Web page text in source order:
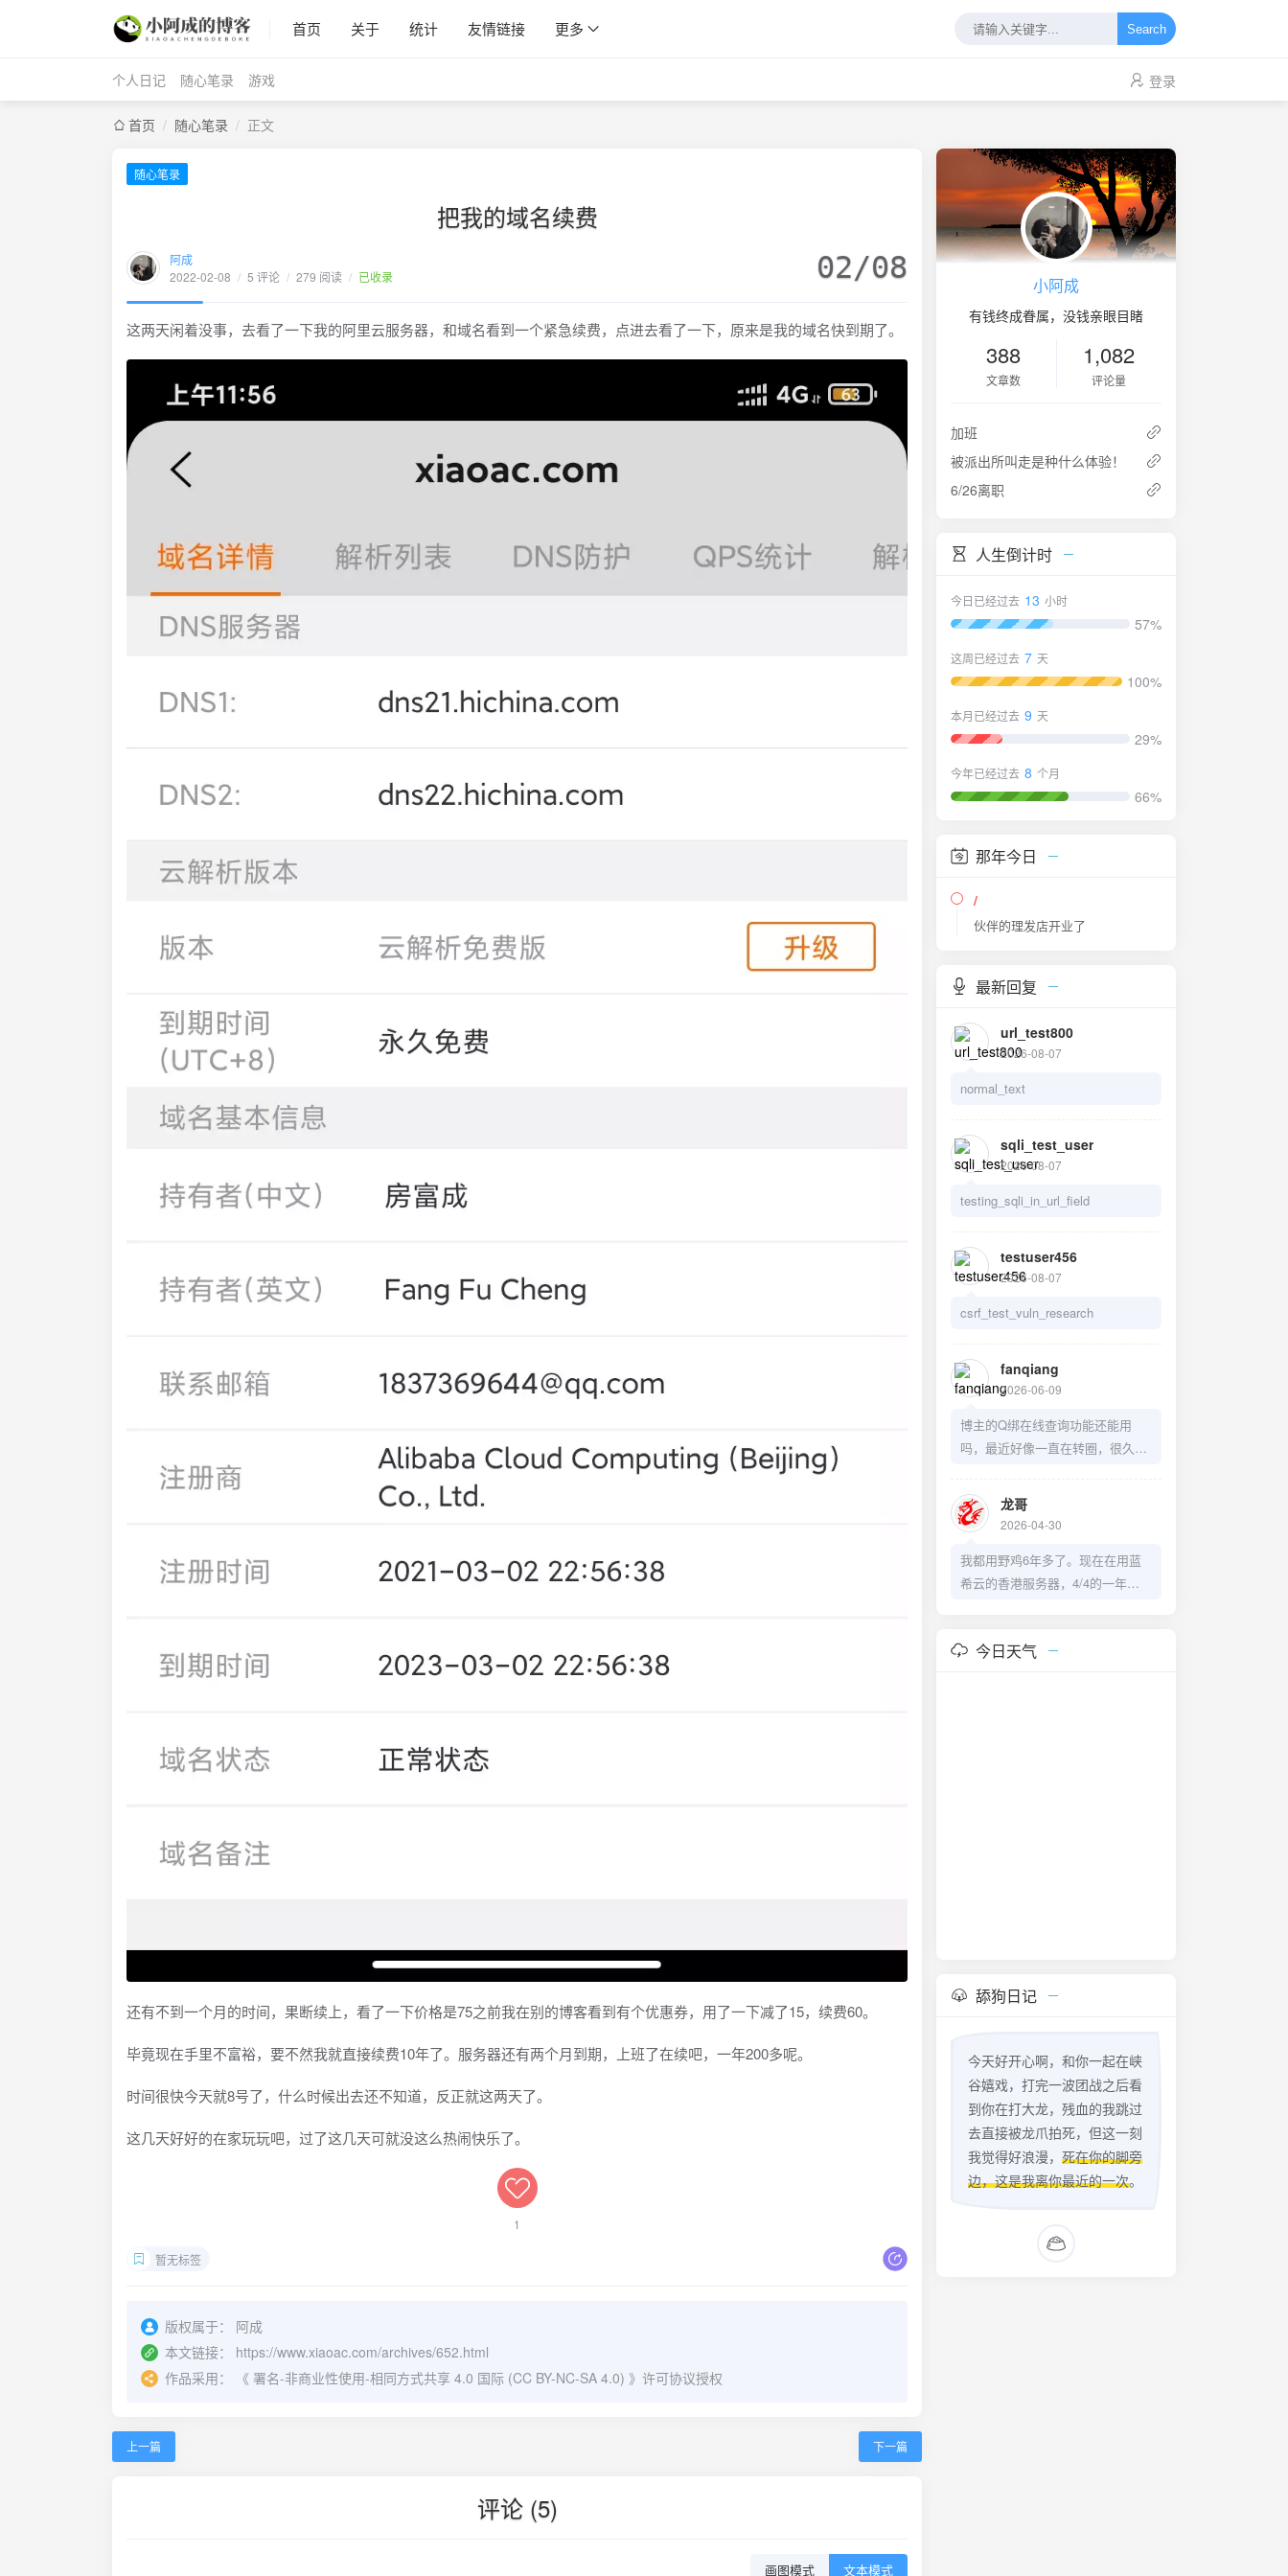
首页 关于 统计 友情链接 更多 Search
个人日记 随心笔录 游戏 登录
首页 / 随心笔录 / 正文
随心笔录
把我的域名续费
阿成
2022-02-08 / 5 评论 / 279 阅读 / 已收录 02/08
这两天闲着没事，去看了一下我的阿里云服务器，和域名看到一个紧急续费，点进去看了一下，原来是我的域名快到期了。
还有不到一个月的时间，果断续上，看了一下价格是75之前我在别的博客看到有个优惠券，用了一下减了15，续费60。
毕竟现在手里不富裕，要不然我就直接续费10年了。服务器还有两个月到期，上班了在续吧，一年200多呢。
时间很快今天就8号了，什么时候出去还不知道，反正就这两天了。
这几天好好的在家玩玩吧，过了这几天可就没这么热闹快乐了。
1
暂无标签
版权属于：
阿成
本文链接：
https://www.xiaoac.com/archives/652.html
作品采用：
《 署名-非商业性使用-相同方式共享 4.0 国际 (CC BY-NC-SA 4.0) 》许可协议授权
上一篇 下一篇
评论 (5)
画图模式 文本模式
小阿成
有钱终成眷属，没钱亲眼目睹
388
文章数
1,082
评论量
加班
被派出所叫走是种什么体验！
6/26离职
人生倒计时
今日已经过去 13 小时
57%
这周已经过去 7 天
100%
本月已经过去 9 天
29%
今年已经过去 8 个月
66%
那年今日
/
伙伴的理发店开业了
最新回复
url_test800
2026-08-07
normal_text
sqli_test_user
2026-08-07
testing_sqli_in_url_field
testuser456
2026-08-07
csrf_test_vuln_research
fanqiang
2026-06-09
博主的Q绑在线查询功能还能用
吗，最近好像一直在转圈，很久没
龙哥
2026-04-30
我都用野鸡6年多了。现在在用蓝
希云的香港服务器，4/4的一年
PM今日天气
舔狗日记
今天好开心啊，和你一起在峡
谷嬉戏，打完一波团战之后看
到你在打大龙，残血的我跳过
去直接被龙爪拍死，但这一刻
我觉得好浪漫， 死在你的脚旁
边，这是我离你最近的一次。